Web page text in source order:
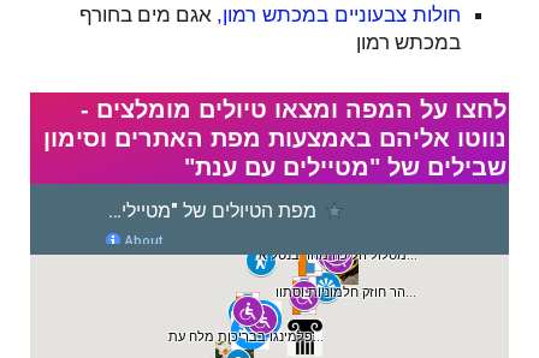
חולות צבעוניים במכתש רמון, אגם מים בחורף
במכתש רמון
לחצו על המפה ומצאו טיולים מומלצים -
נווטו אליהם באמצעות מפת האתרים וסימון
שבילים של "מטיילים עם ענת"